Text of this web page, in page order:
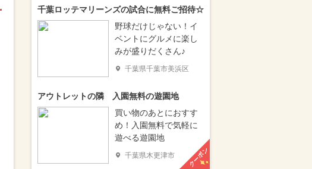
千葉ロッテマリーンズの試合に無料ご招待☆
野球だけじゃない！イ
ベントにグルメに楽し
みが盛りだくさん♪
千葉県千葉市美浜区
アウトレットの隣 入園無料の遊園地
買い物のあとにおすす
め！入園無料で気軽に
遊べる遊園地
千葉県木更津市 クーポン